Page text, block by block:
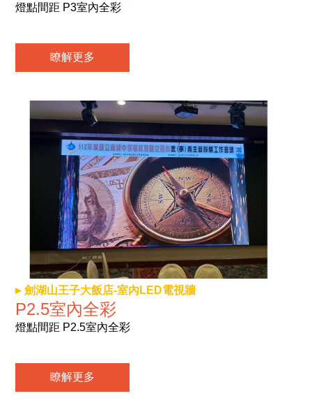
燈點間距 P3室內全彩
瞭解更多
劍湖山王子大飯店-室內LED電視牆
P2.5室內全彩
燈點間距 P2.5室內全彩
瞭解更多